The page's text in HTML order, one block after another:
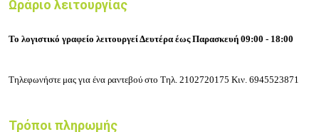
Ωράριο λειτουργίας
Το λογιστικό γραφείο λειτουργεί Δευτέρα έως Παρασκευή 09:00 - 18:00
Τηλεφωνήστε μας για ένα ραντεβού στο Τηλ. 2102720175 Κιν. 6945523871
Τρόποι πληρωμής